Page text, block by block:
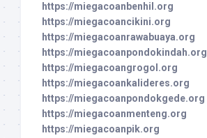
https://miegacoanbenhil.org
https://miegacoancikini.org
https://miegacoanrawabuaya.org
https://miegacoanpondokindah.org
https://miegacoangrogol.org
https://miegacoankalideres.org
https://miegacoanpondokgede.org
https://miegacoanmenteng.org
https://miegacoanpik.org